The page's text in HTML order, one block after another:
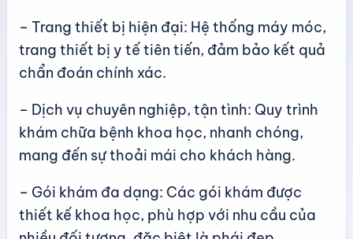
– Trang thiết bị hiện đại: Hệ thống máy móc,
trang thiết bị y tế tiên tiến, đảm bảo kết quả
chẩn đoán chính xác.
– Dịch vụ chuyên nghiệp, tận tình: Quy trình
khám chữa bệnh khoa học, nhanh chóng,
mang đến sự thoải mái cho khách hàng.
– Gói khám đa dạng: Các gói khám được
thiết kế khoa học, phù hợp với nhu cầu của